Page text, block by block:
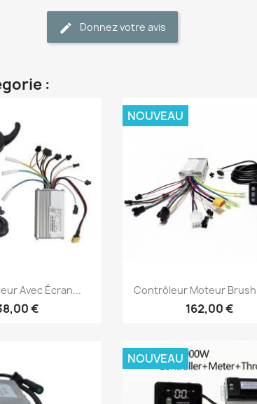
Donnez votre avis
:
rapide
Avec Écran...
€
Aperçu rapide
Contrôleur Moteur
162,00 €
NOUVEAU
NOUVEAU